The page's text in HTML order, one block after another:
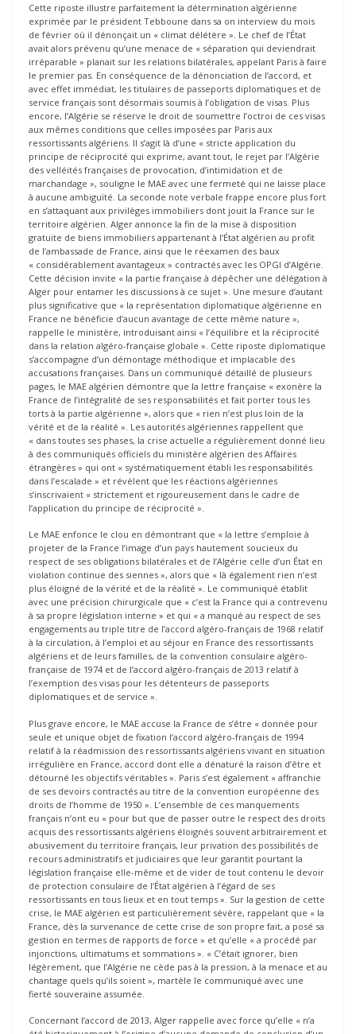
Cette riposte illustre parfaitement la détermination algérienne
exprimée par le président Tebboune dans sa on interview du mois
de février où il dénonçait un « climat délétère ». Le chef de l’État
avait alors prévenu qu’une menace de « séparation qui deviendrait
irréparable » planait sur les relations bilatérales, appelant Paris à faire
le premier pas. En conséquence de la dénonciation de l’accord, et
avec effet immédiat, les titulaires de passeports diplomatiques et de
service français sont désormais soumis à l’obligation de visas. Plus
encore, l’Algérie se réserve le droit de soumettre l’octroi de ces visas
aux mêmes conditions que celles imposées par Paris aux
ressortissants algériens. Il s’agit là d’une « stricte application du
principe de réciprocité qui exprime, avant tout, le rejet par l’Algérie
des velléités françaises de provocation, d’intimidation et de
marchandage », souligne le MAE avec une fermeté qui ne laisse place
à aucune ambiguïté. La seconde note verbale frappe encore plus fort
en s’attaquant aux privilèges immobiliers dont jouit la France sur le
territoire algérien. Alger annonce la fin de la mise à disposition
gratuite de biens immobiliers appartenant à l’État algérien au profit
de l’ambassade de France, ainsi que le réexamen des baux
« considérablement avantageux » contractés avec les OPGI d’Algérie.
Cette décision invite « la partie française à dépêcher une délégation à
Alger pour entamer les discussions à ce sujet ». Une mesure d’autant
plus significative que « la représentation diplomatique algérienne en
France ne bénéficie d’aucun avantage de cette même nature »,
rappelle le ministère, introduisant ainsi « l’équilibre et la réciprocité
dans la relation algéro-française globale ». Cette riposte diplomatique
s’accompagne d’un démontage méthodique et implacable des
accusations françaises. Dans un communiqué détaillé de plusieurs
pages, le MAE algérien démontre que la lettre française « exonère la
France de l’intégralité de ses responsabilités et fait porter tous les
torts à la partie algérienne », alors que « rien n’est plus loin de la
vérité et de la réalité ». Les autorités algériennes rappellent que
« dans toutes ses phases, la crise actuelle a régulièrement donné lieu
à des communiqués officiels du ministère algérien des Affaires
étrangères » qui ont « systématiquement établi les responsabilités
dans l’escalade » et révèlent que les réactions algériennes
s’inscrivaient « strictement et rigoureusement dans le cadre de
l’application du principe de réciprocité ».
Le MAE enfonce le clou en démontrant que « la lettre s’emploie à
projeter de la France l’image d’un pays hautement soucieux du
respect de ses obligations bilatérales et de l’Algérie celle d’un État en
violation continue des siennes », alors que « là également rien n’est
plus éloigné de la vérité et de la réalité ». Le communiqué établit
avec une précision chirurgicale que « c’est la France qui a contrevenu
à sa propre législation interne » et qui « a manqué au respect de ses
engagements au triple titre de l’accord algéro-français de 1968 relatif
à la circulation, à l’emploi et au séjour en France des ressortissants
algériens et de leurs familles, de la convention consulaire algéro-
française de 1974 et de l’accord algéro-français de 2013 relatif à
l’exemption des visas pour les détenteurs de passeports
diplomatiques et de service ».
Plus grave encore, le MAE accuse la France de s’être « donnée pour
seule et unique objet de fixation l’accord algéro-français de 1994
relatif à la réadmission des ressortissants algériens vivant en situation
irrégulière en France, accord dont elle a dénaturé la raison d’être et
détourné les objectifs véritables ». Paris s’est également « affranchie
de ses devoirs contractés au titre de la convention européenne des
droits de l’homme de 1950 ». L’ensemble de ces manquements
français n’ont eu « pour but que de passer outre le respect des droits
acquis des ressortissants algériens éloignés souvent arbitrairement et
abusivement du territoire français, leur privation des possibilités de
recours administratifs et judiciaires que leur garantit pourtant la
législation française elle-même et de vider de tout contenu le devoir
de protection consulaire de l’État algérien à l’égard de ses
ressortissants en tous lieux et en tout temps ». Sur la gestion de cette
crise, le MAE algérien est particulièrement sévère, rappelant que « la
France, dès la survenance de cette crise de son propre fait, a posé sa
gestion en termes de rapports de force » et qu’elle « a procédé par
injonctions, ultimatums et sommations ». « C’était ignorer, bien
légèrement, que l’Algérie ne cède pas à la pression, à la menace et au
chantage quels qu’ils soient », martèle le communiqué avec une
fierté souveraine assumée.
Concernant l’accord de 2013, Alger rappelle avec force qu’elle « n’a